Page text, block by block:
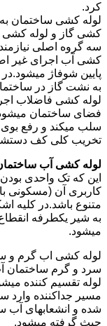
کرد.
لوله کشی ساختمان
کشی گاز و لوله کشی
سه گروه اصلی
کشی آب اجرای غیر
پایین شوفاژ
به نشت گاز در
لوله کشی فاضلاب
فضای ساختمان
سلب میکند و رفع
تخریب کلی کف
لوله کشی آب
این که تک واحدی
کاربری آن (مسکونی
متنوع باشد.در کلیه
به شیر یکطرفه
میشود.
لوله کشی اب گرم و
سرد و گرم ساختمان
لوله تقسیم کننده
مسیر جداکننده وارد
شده و انشعابهای آب
حیث گرفته میشود.